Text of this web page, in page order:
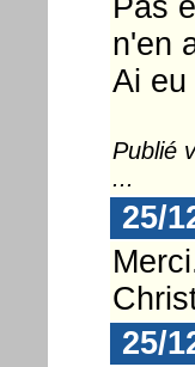
n'en
Ai eu
Publié
...
25/
25/